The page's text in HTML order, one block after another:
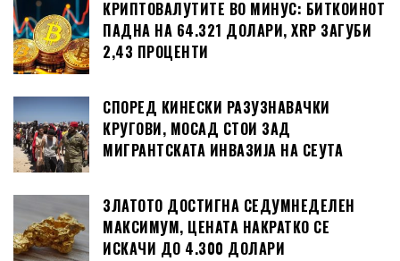
КРИПТОВАЛУТИТЕ ВО МИНУС: БИТКОИНОТ
ПАДНА НА 64.321 ДОЛАРИ, XRP ЗАГУБИ
2,43 ПРОЦЕНТИ
СПОРЕД КИНЕСКИ РАЗУЗНАВАЧКИ
КРУГОВИ, МОСАД СТОИ ЗАД
МИГРАНТСКАТА ИНВАЗИЈА НА СЕУТА
ЗЛАТОТО ДОСТИГНА СЕДУМНЕДЕЛЕН
МАКСИМУМ, ЦЕНАТА НАКРАТКО СЕ
ИСКАЧИ ДО 4.300 ДОЛАРИ